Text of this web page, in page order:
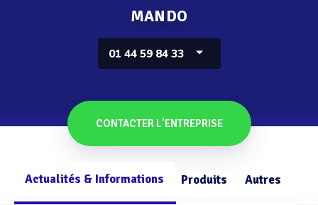
MANDO
01 44 59 84 33
CONTACTER L'ENTREPRISE
Actualités & Informations Produits Autres